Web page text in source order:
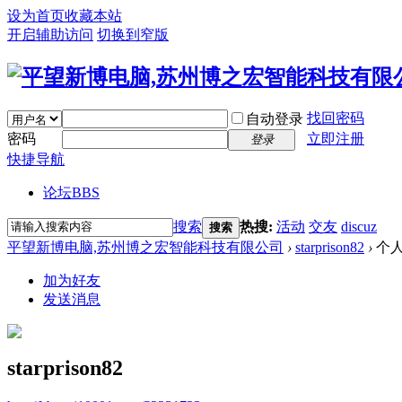
设为首页收藏本站
开启辅助访问 切换到窄版
自动登录 找回密码
密码
登录
立即注册
快捷导航
论坛BBS
搜索 搜索 热搜: 活动 交友 discuz
平望新博电脑,苏州博之宏智能科技有限公司 › starprison82 › 个
加为好友
发送消息
starprison82